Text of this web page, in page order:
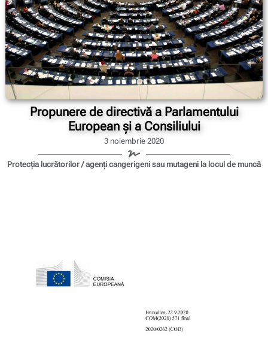
Propunere de directivă a Parlamentului
European și a Consiliului
3 noiembrie 2020
Protecția lucrătorilor / agenți cangerigeni sau mutageni la locul de muncă